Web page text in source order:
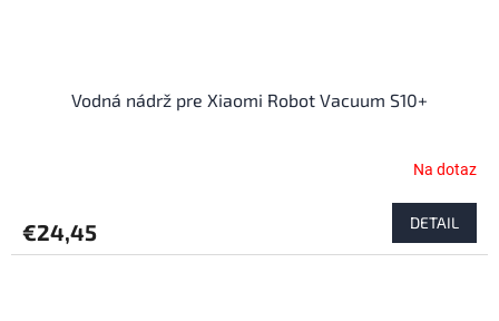
Vodná nádrž pre Xiaomi Robot Vacuum S10+
Na dotaz
€24,45 DETAIL